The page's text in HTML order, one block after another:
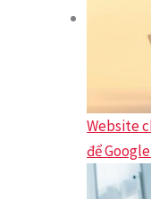
Website
để